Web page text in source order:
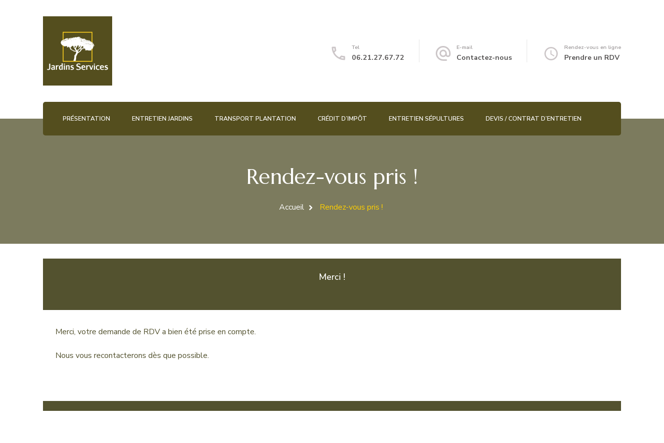
2js45
Tel
06.21.27.67.72
E-mail
Contactez-nous
Rendez-vous en ligne
Prendre un RDV
PRÉSENTATION ENTRETIEN JARDINS TRANSPORT PLANTATION CRÉDIT D’IMPÔT ENTRETIEN SÉPULTURES DEVIS / CONTRAT D’ENTRETIEN
Rendez-vous pris !
Accueil Rendez-vous pris !
Merci !
Merci, votre demande de RDV a bien été prise en compte.
Nous vous recontacterons dès que possible.